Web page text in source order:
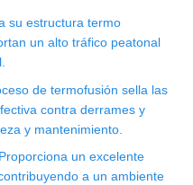
su estructura termo
un alto tráfico peatonal
de termofusión sella las
contra derrames y
y mantenimiento.
un excelente
a un ambiente